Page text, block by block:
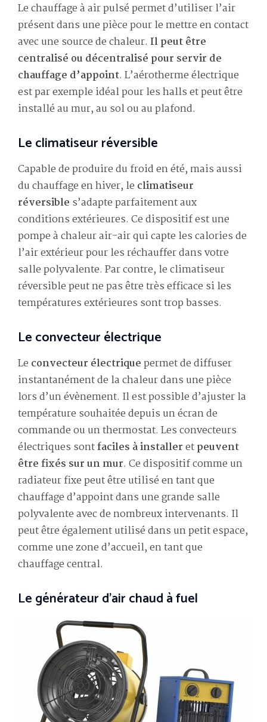
Le chauffage à air pulsé permet d’utiliser l’air
présent dans une pièce pour le mettre en contact
avec une source de chaleur. Il peut être
centralisé ou décentralisé pour servir de
chauffage d’appoint. L’aérotherme électrique
est par exemple idéal pour les halls et peut être
installé au mur, au sol ou au plafond.
Le climatiseur réversible
Capable de produire du froid en été, mais aussi
du chauffage en hiver, le climatiseur
réversible s’adapte parfaitement aux
conditions extérieures. Ce dispositif est une
pompe à chaleur air-air qui capte les calories de
l’air extérieur pour les réchauffer dans votre
salle polyvalente. Par contre, le climatiseur
réversible peut ne pas être très efficace si les
températures extérieures sont trop basses.
Le convecteur électrique
Le convecteur électriquepermet de diffuser
instantanément de la chaleur dans une pièce
lors d’un évènement. Il est possible d’ajuster la
température souhaitée depuis un écran de
commande ou un thermostat. Les convecteurs
électriques sontfaciles à installeretpeuvent
être fixés sur un mur. Ce dispositif comme un
radiateur fixe peut être utilisé en tant que
chauffage d’appoint dans une grande salle
polyvalente avec de nombreux intervenants. Il
peut être également utilisé dans un petit espace,
comme une zone d’accueil, en tant que
chauffage central.
Le générateur d’air chaud à fuel